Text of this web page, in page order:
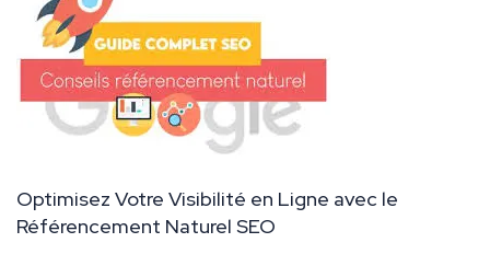
Optimisez Votre Visibilité en Ligne avec le
Référencement Naturel SEO